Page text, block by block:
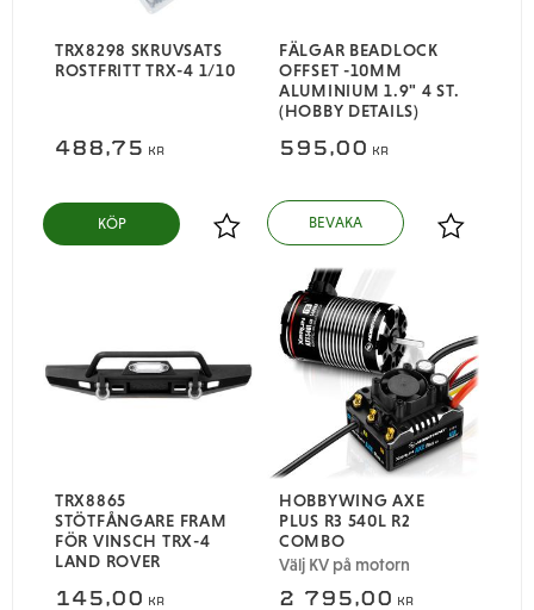
TRX8298 SKRUVSATS
ROSTFRITT TRX-4 1/10
488,75 KR
Lägg till i favoriter
KÖP
FÄLGAR BEADLOCK
OFFSET -10MM
ALUMINIUM 1.9" 4 ST.
(HOBBY DETAILS)
595,00 KR
Lägg till i
TRX8865
STÖTFÅNGARE FRAM
FÖR VINSCH TRX-4
LAND ROVER
145,00 KR
HOBBYWING AXE
PLUS R3 540L R2
COMBO
Välj KV på motorn
2 795,00 KR